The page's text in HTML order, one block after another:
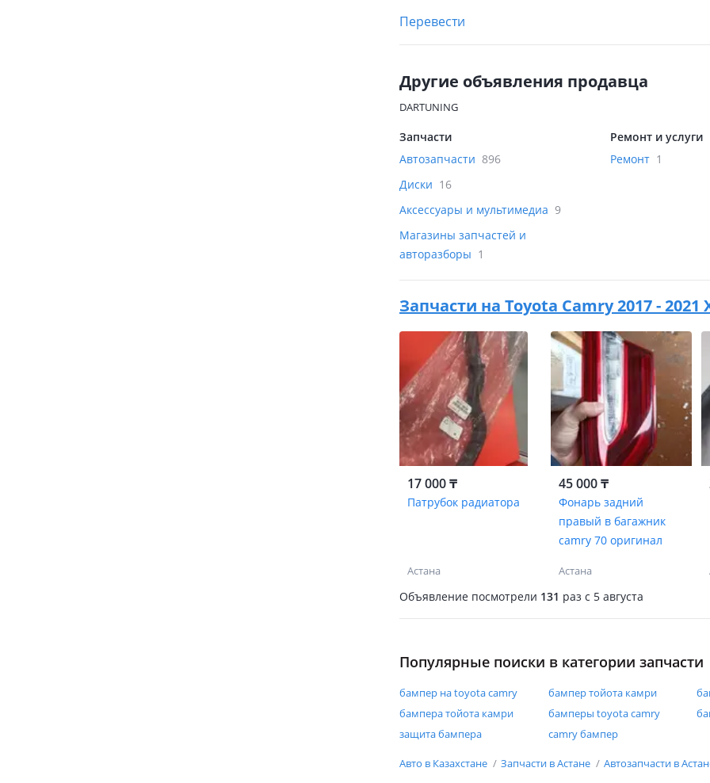
Перевести
Другие объявления продавца
DARTUNING
Запчасти
Автозапчасти 896
Диски 16
Аксессуары и мультимедиа 9
Магазины запчастей и
авторазборы 1
Ремонт и услуги
Ремонт 1
Запчасти на Toyota Camry 2017 - 2021
17 000 ₸
Патрубок радиатора
Астана
45 000 ₸
Фонарь задний
правый в багажник
camry 70 оригинал
Астана
Объявление посмотрели 131 раз c 5 августа
Популярные поиски в категории запчасти
бампер на toyota camry бампер тойота камри
бампера тойота камри
бамперы toyota camry
защита бампера
camry бампер
Авто в Казахстане Запчасти в Астане Автозапчасти в